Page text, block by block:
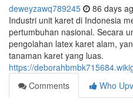
deweyzawq789245 86 days
Industri unit karet di Indonesia
pertumbuhan nasional. Secara
pengolahan latex karet alam,
tanaman karet yang luas.
https://
Comments
Who